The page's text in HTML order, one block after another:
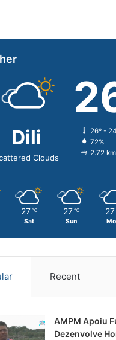
Dili
Clouds
26º -
72%
2.72
27 ℃
Sat
27 ℃
Sun
27
Recent
AMPM Apoiu
Dezenvolve